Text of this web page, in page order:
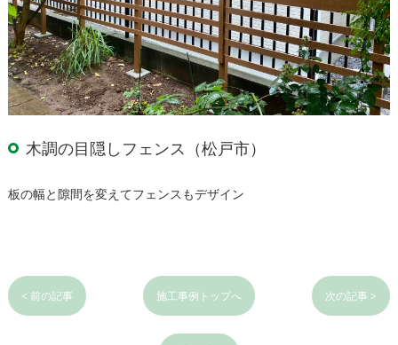
木調の目隠しフェンス（松戸市）
板の幅と隙間を変えてフェンスもデザイン
< 前の記事 施工事例トップへ 次の記事 >